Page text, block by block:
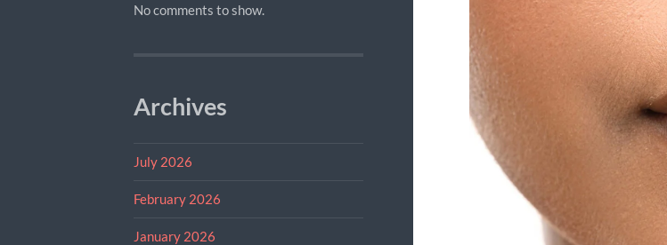
No comments to show.
Archives
July 2026
February 2026
January 2026